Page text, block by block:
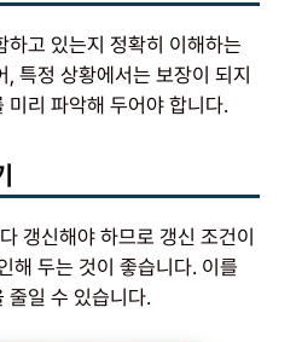
하고 있는지 정확히 이해하는
, 특정 상황에서는 보장이 되지
미리 파악해 두어야 합니다.
갱신해야 하므로 갱신 조건이
해 두는 것이 좋습니다. 이를
줄일 수 있습니다.